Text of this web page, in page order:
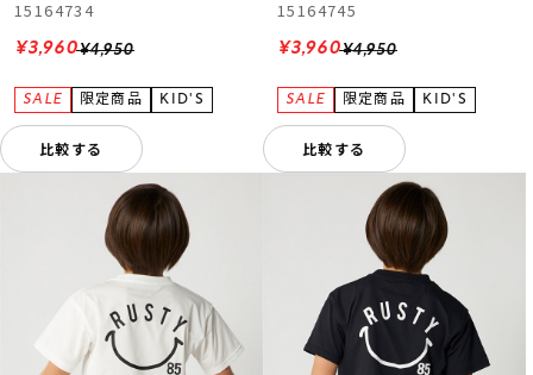
15164734
¥4,950
¥3,960
比較する
15164745
¥4,950
¥3,960
比較する